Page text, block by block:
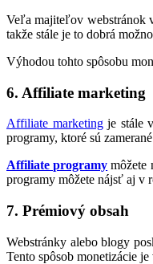
Veľa majiteľov webstránok
takže stále je to dobrá
Výhodou tohto spôsobu
6. Affiliate marketing
Affiliate marketingje stále
programy, ktoré sú
Affiliate programy môžete
programy môžete nájsť aj v
7. Prémiový obsah
Webstránky alebo blogy
Tento spôsob monetizácie